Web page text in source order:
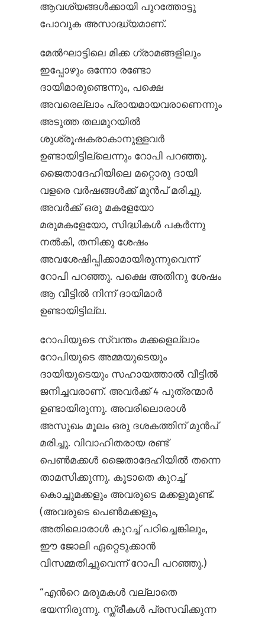
ആവശ്യങ്ങൾക്കായി പുറത്തോട്ടു
പോവുക അസാദ്ധ്യമാണ്.
മേൽഘാട്ടിലെ മിക്ക ഗ്രാമങ്ങളിലും
ഇപ്പോഴും ഒന്നോ രണ്ടോ
ദായിമാരുണ്ടെന്നും, പക്ഷെ
അവരെല്ലാം പ്രായമായവരാണെന്നും
അടുത്ത തലമുറയിൽ
ശുശ്രൂഷകരാകാനുള്ളവർ
ഉണ്ടായിട്ടില്ലെന്നും റോപി പറഞ്ഞു.
ജൈതാദേഹിയിലെ മറ്റൊരു ദായി
വളരെ വർഷങ്ങൾക്ക് മുൻപ് മരിച്ചു.
അവർക്ക് ഒരു മകളേയോ
മരുമകളേയോ, സിദ്ധികൾ പകർന്നു
നൽകി, തനിക്കു ശേഷം
അവശേഷിപ്പിക്കാമായിരുന്നുവെന്ന്
റോപി പറഞ്ഞു. പക്ഷെ അതിനു ശേഷം
ആ വീട്ടിൽ നിന്ന് ദായിമാർ
ഉണ്ടായിട്ടില്ല.
റോപിയുടെ സ്വന്തം മക്കളെല്ലാം
റോപിയുടെ അമ്മയുടെയും
ദായിയുടെയും സഹായത്താൽ വീട്ടിൽ
ജനിച്ചവരാണ്. അവർക്ക് 4 പുത്രന്മാർ
ഉണ്ടായിരുന്നു. അവരിലൊരാൾ
അസുഖം മൂലം ഒരു ദശകത്തിന് മുൻപ്
മരിച്ചു. വിവാഹിതരായ രണ്ട്
പെൺമക്കൾ ജൈതാദേഹിയിൽ തന്നെ
താമസിക്കുന്നു. കൂടാതെ കുറച്ച്
കൊച്ചുമക്കളും അവരുടെ മക്കളുമുണ്ട്.
(അവരുടെ പെൺമക്കളും,
അതിലൊരാൾ കുറച്ച് പഠിച്ചെങ്കിലും,
ഈ ജോലി ഏറ്റെടുക്കാൻ
വിസമ്മതിച്ചുവെന്ന് റോപി പറഞ്ഞു.)
“എന്‍റെ മരുമകൾ വല്ലാതെ
ഭയന്നിരുന്നു. സ്ത്രീകൾ പ്രസവിക്കുന്ന